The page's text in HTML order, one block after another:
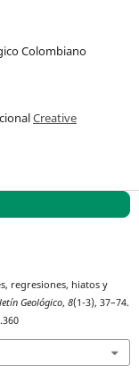
Colombiano
Creative
regresiones, hiatos y
Geológico,8(1-3), 37–74.